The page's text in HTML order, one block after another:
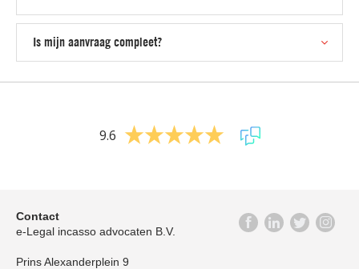
Is mijn aanvraag compleet?
9.6
Contact
e-Legal incasso advocaten B.V.
Prins Alexanderplein 9